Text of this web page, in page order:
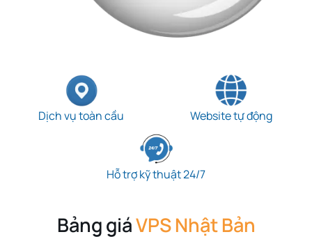
Dịch vụ toàn cầu Website tự động
Hỗ trợ kỹ thuật 24/7
Bảng giáVPS Nhật Bản